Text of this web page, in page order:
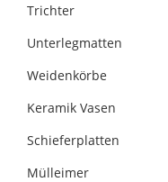
Trichter
Unterlegmatten
Weidenkörbe
Keramik Vasen
Schieferplatten
Mülleimer